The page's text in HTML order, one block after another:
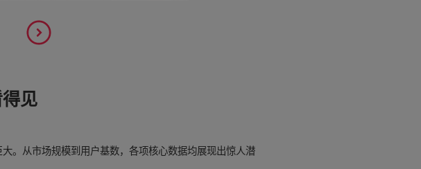
见
。从市场规模到用户基数，各项核心数据均展现出惊人潜